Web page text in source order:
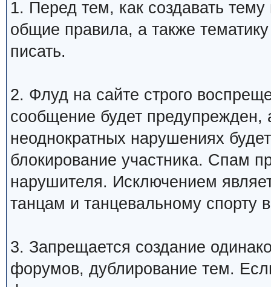
1. Перед тем, как создавать
общие правила, а также
писать.
2. Флуд на сайте строго
сообщение будет
неоднократных нарушениях
блокирование участника. Спам
нарушителя. Исключением
танцам и танцевальному спорту
3. Запрещается создание
форумов, дублирование тем.